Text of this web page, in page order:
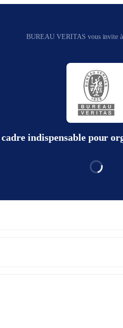
BUREAU VERITAS vous invite à
indispensable pour